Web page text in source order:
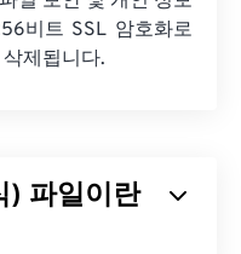
비트 SSL 암호화로
제됩니다.
) 파일이란